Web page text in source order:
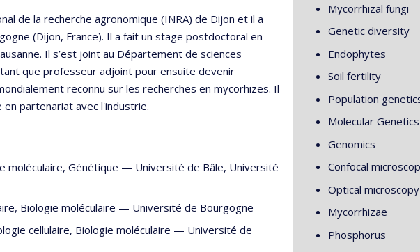
de la recherche agronomique (INRA) de Dijon et il a
(Dijon, France). Il a fait un stage postdoctoral en
Il s’est joint au Département de sciences
que professeur adjoint pour ensuite devenir
reconnu sur les recherches en mycorhizes. Il
partenariat avec l'industrie.
moléculaire, Génétique — Université de Bâle, Université
, Biologie moléculaire — Université de Bourgogne
cellulaire, Biologie moléculaire — Université de
Mycorrhizal fungi
Genetic diversity
Endophytes
Soil fertility
Population
Molecular Genetics
Genomics
Confocal
Optical microscopy
Mycorrhizae
Phosphorus